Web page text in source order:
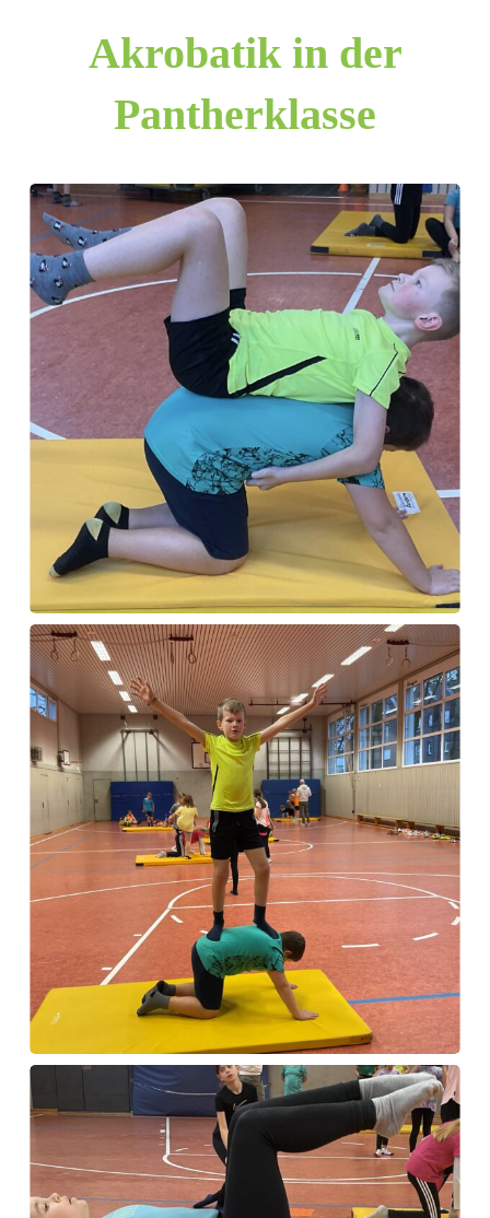
Akrobatik in der
Pantherklasse